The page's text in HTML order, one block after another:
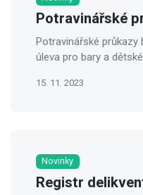
Potravinářské
Potravinářské průkazy
úleva pro bary a
15. 11. 2023
Novinky
Registr